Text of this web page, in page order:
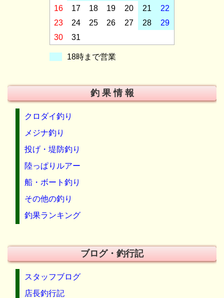
16
17 18 19 20 21
22
23
24 25 26 27 28
29
30
31
18時まで営業
釣 果 情 報
クロダイ釣り
メジナ釣り
投げ・堤防釣り
陸っぱりルアー
船・ボート釣り
その他の釣り
釣果ランキング
ブログ・釣行記
スタッフブログ
店長釣行記